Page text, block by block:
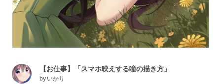
【お仕事】「スマホ映えする瞳の描き方」
by いかり